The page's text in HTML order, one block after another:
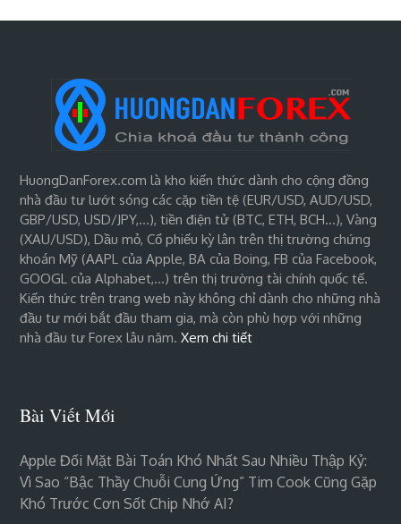
HuongDanForex.com là kho kiến thức dành cho cộng đồng
nhà đầu tư lướt sóng các cặp tiền tệ (EUR/USD, AUD/USD,
GBP/USD, USD/JPY,…), tiền điện tử (BTC, ETH, BCH…), Vàng
(XAU/USD), Dầu mỏ, Cổ phiếu kỳ lân trên thị trường chứng
khoán Mỹ (AAPL của Apple, BA của Boing, FB của Facebook,
GOOGL của Alphabet,…) trên thị trường tài chính quốc tế.
Kiến thức trên trang web này không chỉ dành cho những nhà
đầu tư mới bắt đầu tham gia, mà còn phù hợp với những
nhà đầu tư Forex lâu năm.Xem chi tiết
Bài Viết Mới
Apple Đối Mặt Bài Toán Khó Nhất Sau Nhiều Thập Kỷ:
Vì Sao “bậc Thầy Chuỗi Cung Ứng” Tim Cook Cũng Gặp
Khó Trước Cơn Sốt Chip Nhớ AI?